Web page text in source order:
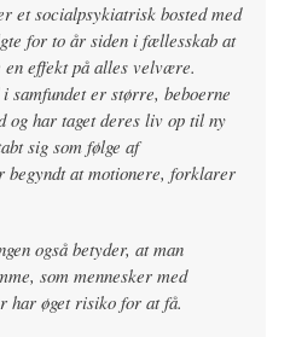
et socialpsykiatrisk bosted med
for to år siden i fællesskab at
en effekt på alles velvære.
samfundet er større, beboerne
og har taget deres liv op til ny
sig som følge af
begyndt at motionere, forklarer
også betyder, at man
som mennesker med
har øget risiko for at få.